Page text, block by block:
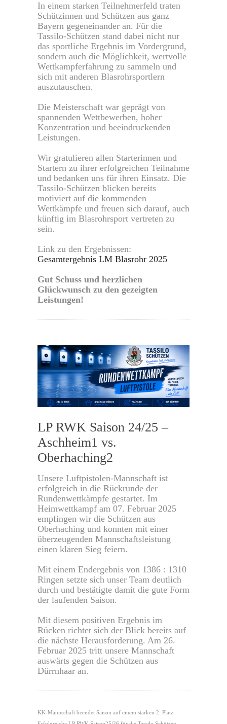
In einem starken Teilnehmerfeld traten
Schützinnen und Schützen aus ganz
Bayern gegeneinander an. Für die
Tassilo-Schützen stand dabei nicht nur
das sportliche Ergebnis im Vordergrund,
sondern auch die Möglichkeit, wertvolle
Wettkampferfahrung zu sammeln und
sich mit anderen Blasrohrsportlern
auszutauschen.
Die Meisterschaft war geprägt von
spannenden Wettbewerben, hoher
Konzentration und beeindruckenden
Leistungen.
Wir gratulieren allen Starterinnen und
Startern zu ihrer erfolgreichen Teilnahme
und bedanken uns für ihren Einsatz. Die
Tassilo-Schützen blicken bereits
motiviert auf die kommenden
Wettkämpfe und freuen sich darauf, auch
künftig im Blasrohrsport vertreten zu
sein.
Link zu den Ergebnissen:
Gesamtergebnis LM Blasrohr 2025
Gut Schuss und herzlichen
Glückwunsch zu den gezeigten
Leistungen!
LP RWK Saison 24/25 –
Aschheim1 vs.
Oberhaching2
Unsere Luftpistolen-Mannschaft ist
erfolgreich in die Rückrunde der
Rundenwettkämpfe gestartet. Im
Heimwettkampf am 07. Februar 2025
empfingen wir die Schützen aus
Oberhaching und konnten mit einer
überzeugenden Mannschaftsleistung
einen klaren Sieg feiern.
Mit einem Endergebnis von 1386 : 1310
Ringen setzte sich unser Team deutlich
durch und bestätigte damit die gute Form
der laufenden Saison.
Mit diesem positiven Ergebnis im
Rücken richtet sich der Blick bereits auf
die nächste Herausforderung. Am 26.
Februar 2025 tritt unsere Mannschaft
auswärts gegen die Schützen aus
Dürrnhaar an.
KK-Mannschaft beendet Saison auf einem starken 2. Platz